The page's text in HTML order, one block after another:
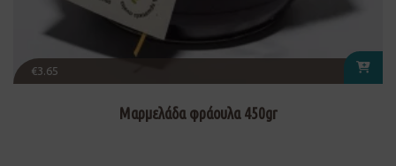
€3.65
Μαρμελάδα φράουλα 450gr